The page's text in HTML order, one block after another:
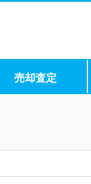
売却査定